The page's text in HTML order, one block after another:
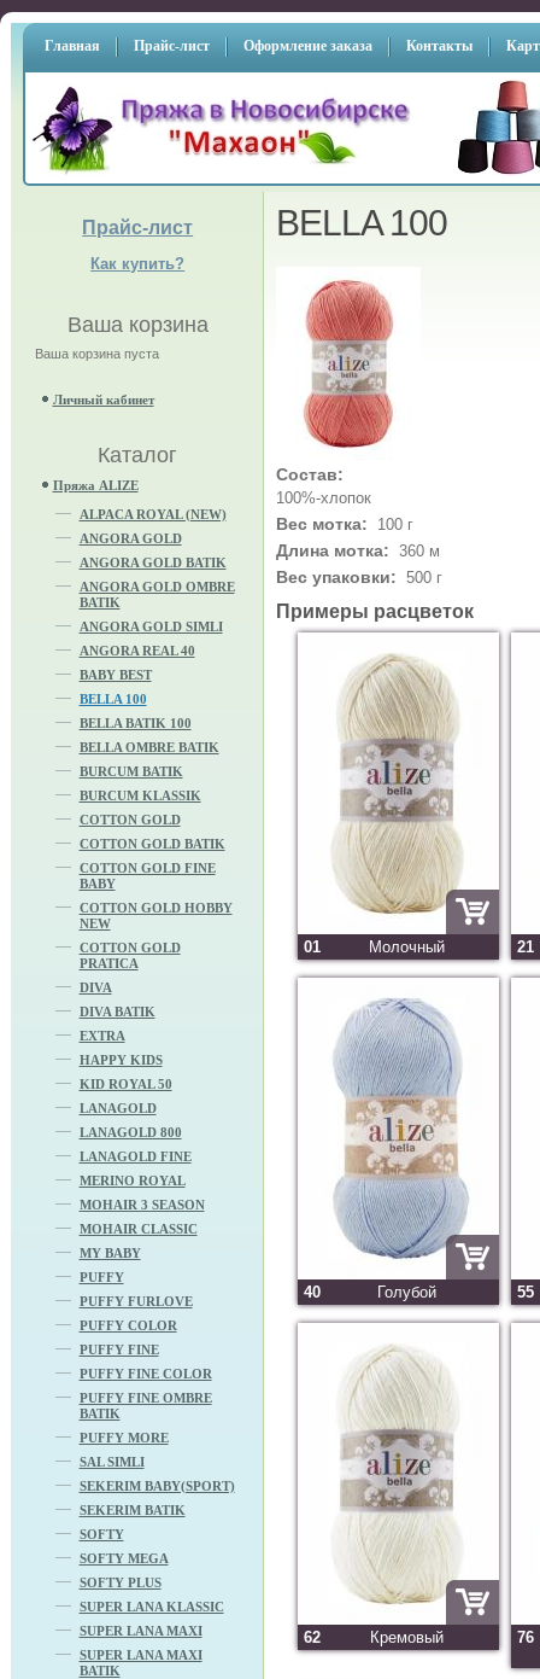
Главная Прайс-лист Оформление заказа Контакты
Прайс-лист
Как купить?
Ваша корзина
Ваша корзина пуста
Личный кабинет
Каталог
Пряжа ALIZE
ALPACA ROYAL (NEW)
ANGORA GOLD
ANGORA GOLD BATIK
ANGORA GOLD OMBRE
BATIK
ANGORA GOLD SIMLI
ANGORA REAL 40
BABY BEST
BELLA 100
BELLA BATIK 100
BELLA OMBRE BATIK
BURCUM BATIK
BURCUM KLASSIK
COTTON GOLD
COTTON GOLD BATIK
COTTON GOLD FINE
BABY
COTTON GOLD HOBBY
NEW
COTTON GOLD
PRATICA
DIVA
DIVA BATIK
EXTRA
HAPPY KIDS
KID ROYAL 50
LANAGOLD
LANAGOLD 800
LANAGOLD FINE
MERINO ROYAL
MOHAIR 3 SEASON
MOHAIR CLASSIC
MY BABY
PUFFY
PUFFY FURLOVE
PUFFY COLOR
PUFFY FINE
PUFFY FINE COLOR
PUFFY FINE OMBRE
BATIK
PUFFY MORE
SAL SIMLI
SEKERIM BABY(SPORT)
SEKERIM BATIK
SOFTY
SOFTY MEGA
SOFTY PLUS
SUPER LANA KLASSIC
SUPER LANA MAXI
SUPER LANA MAXI
BATIK
BELLA 100
Состав:
100%-хлопок
Вес мотка: 100 г
Длина мотка: 360 м
Вес упаковки: 500 г
Примеры расцветок
01 Молочный 21
40 Голубой 55
62 Кремовый 76